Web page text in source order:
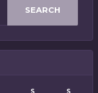
SEARCH